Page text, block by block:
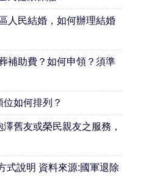
人民結婚，如何辦理結婚
補助費？如何申領？須準
如何排列？
舊友或榮民親友之服務，
式說明 資料來源:國軍退除